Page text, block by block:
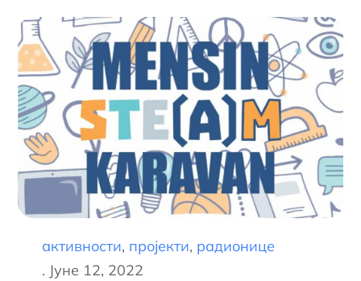
активности пројекти радионице
Постед
Јуне 12, 2022